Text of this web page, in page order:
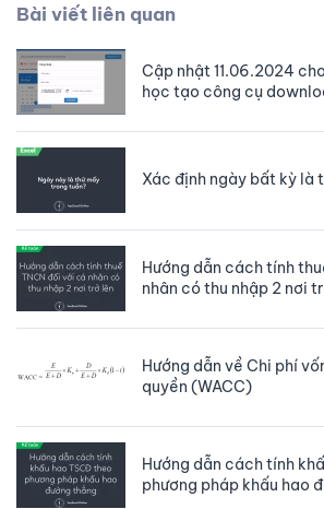
Bài viết liên quan
Cập nhật 11.06.2024
học tạo công cụ
Xác định ngày bất kỳ là
Hướng dẫn cách tính
nhân có thu nhập 2 nơi
Hướng dẫn về Chi phí
quyền (WACC)
Hướng dẫn cách tính
phương pháp khấu hao